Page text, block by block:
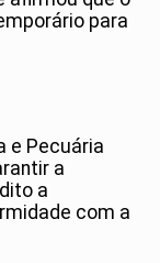
para
e Pecuária
a
a
com a